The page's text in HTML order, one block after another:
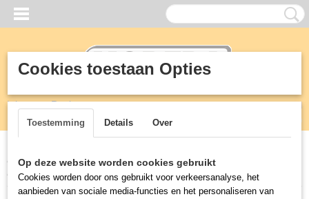
Inloggen Registreren
(0)
Home >KEUKEN>700 mm professionele kooklijn
KOOKUNIT EL. 2 PL.
Cookies toestaan Opties
Toestemming Details Over
Op deze website worden cookies gebruikt
Cookies worden door ons gebruikt voor verkeersanalyse, het
aanbieden van sociale media-functies en het personaliseren van